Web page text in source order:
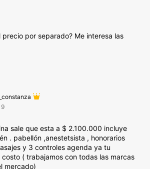
por separado? Me interesa las
sale que esta a $ 2.100.000 incluye
. pabellón ,anestetsista , honorarios
y 3 controles agenda ya tu
costo ( trabajamos con todas las marcas
mercado)